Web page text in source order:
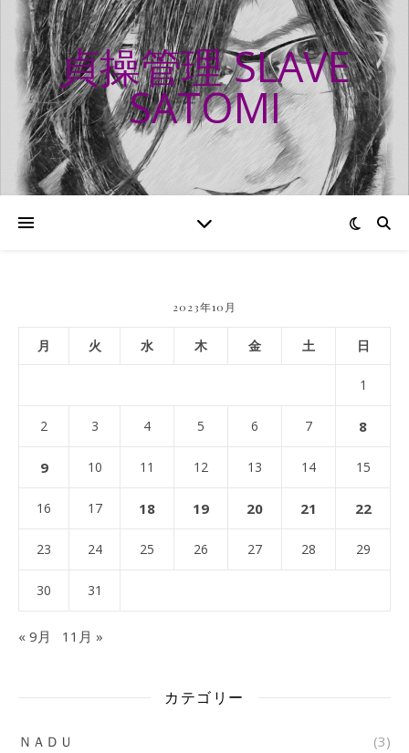
貞操管理 SLAVE
SATOMI
2023年10月
月 火 水 木 金 土 日
1
2 3 4 5 6 7 8
9 10 11 12 13 14 15
16 17 18 19 20 21 22
23 24 25 26 27 28 29
30 31
« 9月 11月 »
カテゴリー
ＮＡＤＵ (3)